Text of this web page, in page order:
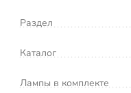
Раздел
Каталог
Лампы в комплекте